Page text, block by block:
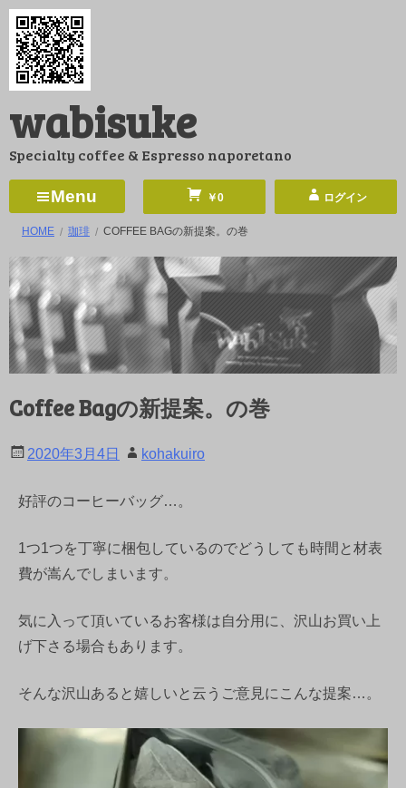
コ
ン
ツ
ス
ッ
wabisuke
Specialty coffee & Espresso naporetano
Menu ￥0 ログイン
HOME 珈琲 COFFEE BAGの新提案。の巻
Coffee Bagの新提案。の巻
2020年3月4日 kohakuiro
好評のコーヒーバッグ…。
1つ1つを丁寧に梱包しているのでどうしても時間と材表
費が嵩んでしまいます。
気に入って頂いているお客様は自分用に、沢山お買い上
げ下さる場合もあります。
そんな沢山あると嬉しいと云うご意見にこんな提案…。